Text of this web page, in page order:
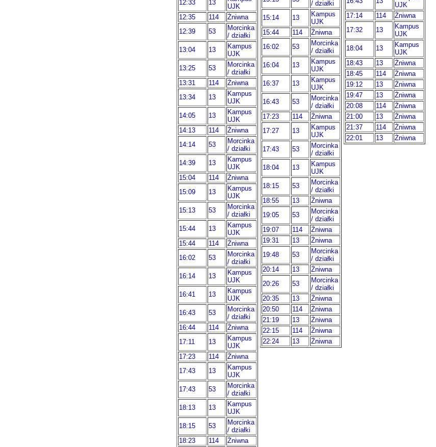
12:33
13
UJK
12:35
114
Żniwna
12:39
53
Morcinka
/ działki
13:04
13
Kampus
UJK
13:25
53
Morcinka
/ działki
13:31
114
Żniwna
13:34
13
Kampus
UJK
14:05
13
Kampus
UJK
14:13
114
Żniwna
14:14
53
Morcinka
/ działki
14:39
13
Kampus
UJK
15:04
114
Żniwna
15:09
13
Kampus
UJK
15:13
53
Morcinka
/ działki
15:44
13
Kampus
UJK
15:44
114
Żniwna
16:02
53
Morcinka
/ działki
16:14
13
Kampus
UJK
16:41
13
Kampus
UJK
16:43
53
Morcinka
/ działki
16:44
114
Żniwna
17:11
13
Kampus
UJK
17:23
114
Żniwna
17:43
13
Kampus
UJK
17:43
53
Morcinka
/ działki
18:13
13
Kampus
UJK
18:15
53
Morcinka
/ działki
18:23
114 Żniwna
/ działki
15:14
13
Kampus
UJK
15:44
114
Żniwna
16:02
53
Morcinka
/ działki
16:04
13
Kampus
UJK
16:37
13
Kampus
UJK
16:43
53
Morcinka
/ działki
17:23
114
Żniwna
17:27
13
Kampus
UJK
17:43
53
Morcinka
/ działki
18:04
13
Kampus
UJK
18:15
53
Morcinka
/ działki
18:55
13
Żniwna
19:05
53
Morcinka
/ działki
19:07
114
Żniwna
19:31
13
Żniwna
19:48
53
Morcinka
/ działki
20:14
13
Żniwna
20:26
53
Morcinka
/ działki
20:35
13
Żniwna
20:50
114
Żniwna
21:19
13
Żniwna
22:15
114
Żniwna
22:24
13 Żniwna
UJK
17:14
114
Żniwna
17:32
13
Kampus
UJK
18:04
13
Kampus
UJK
18:43
13
Żniwna
18:45
114
Żniwna
19:12
13
Żniwna
19:47
13
Żniwna
20:08
114
Żniwna
21:00
13
Żniwna
21:37
114
Żniwna
22:01
13 Żniwna